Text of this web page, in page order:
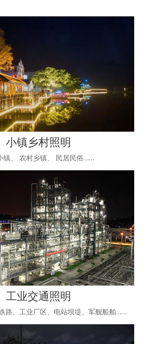
小镇乡村照明
镇、 农村乡镇、 民居民俗……
工业交通照明
路、工业厂区、电站坝堤、军舰船舶……